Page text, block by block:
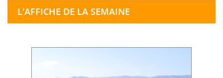
L'AFFICHE DE LA SEMAINE